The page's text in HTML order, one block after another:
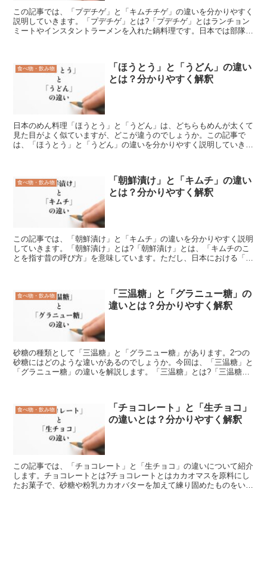
この記事では、「プデチゲ」と「キムチチゲ」の違いを分かりやすく
説明していきます。「プデチゲ」とは?「プデチゲ」とはランチョン
ミートやインスタントラーメンを入れた鍋料理です。日本では部隊チ
食べ物・飲み物
「ほうとう」と「うどん」の違い
とは？分かりやすく解釈
日本のめん料理「ほうとう」と「うどん」は、どちらもめんが太くて
見た目がよく似ていますが、どこが違うのでしょうか。この記事で
は、「ほうとう」と「うどん」の違いを分かりやすく説明していきま
食べ物・飲み物
「朝鮮漬け」と「キムチ」の違い
とは？分かりやすく解釈
この記事では、「朝鮮漬け」と「キムチ」の違いを分かりやすく説明
していきます。「朝鮮漬け」とは?「朝鮮漬け」とは、「キムチのこ
とを指す昔の呼び方」を意味しています。ただし、日本における「朝
食べ物・飲み物
「三温糖」と「グラニュー糖」の
違いとは？分かりやすく解釈
砂糖の種類として「三温糖」と「グラニュー糖」があります。2つの
砂糖にはどのような違いがあるのでしょうか。今回は、「三温糖」と
「グラニュー糖」の違いを解説します。「三温糖」とは?「三温糖」
食べ物・飲み物
「チョコレート」と「生チョコ」
の違いとは？分かりやすく解釈
この記事では、「チョコレート」と「生チョコ」の違いについて紹介
します。チョコレートとは?チョコレートとはカカオマスを原料にし
たお菓子で、砂糖や粉乳カカオバターを加えて練り固めたものをいい